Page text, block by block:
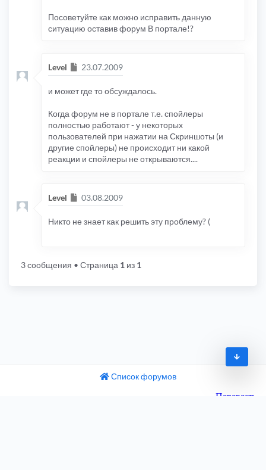
Посоветуйте как можно исправить данную
ситуацию оставив форум В портале!?
Level Сообщение
23.07.2009
и может где то обсуждалось.
Когда форум не в портале т.е. спойлеры
полностью работают - у некоторых
пользователей при нажатии на Скриншоты (и
другие спойлеры) не происходит ни какой
реакции и спойлеры не открываются....
Level Сообщение
03.08.2009
Никто не знает как решить эту проблему? (
3 сообщения • Страница 1 из 1
Список форумов